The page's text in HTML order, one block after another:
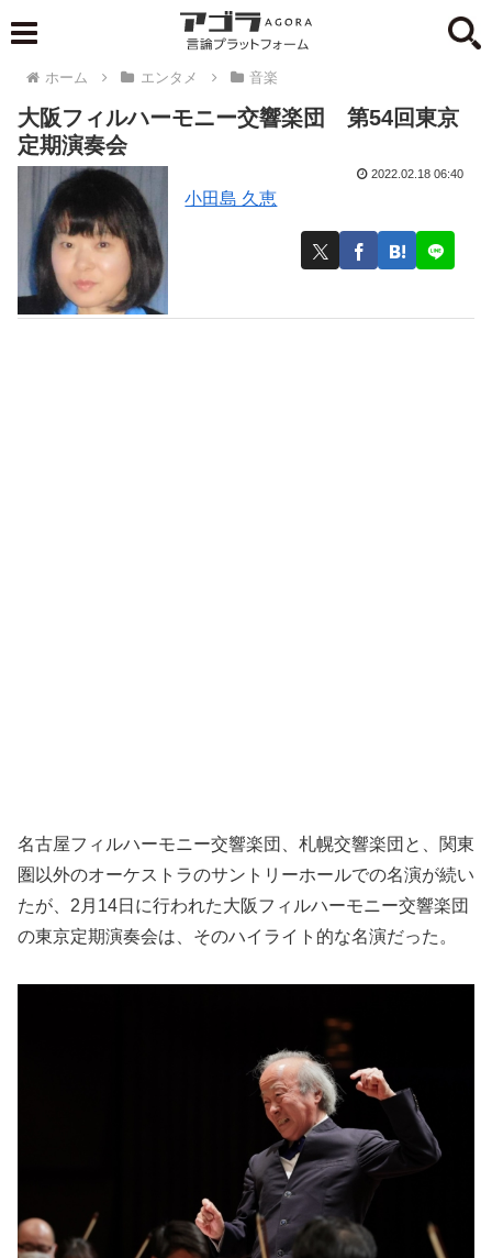
ホーム エンタメ 音楽
大阪フィルハーモニー交響楽団 第54回東京
定期演奏会
小田島 久恵
2022.02.18 06:40
名古屋フィルハーモニー交響楽団、札幌交響楽団と、関東
圏以外のオーケストラのサントリーホールでの名演が続い
たが、2月14日に行われた大阪フィルハーモニー交響楽団
の東京定期演奏会は、そのハイライト的な名演だった。